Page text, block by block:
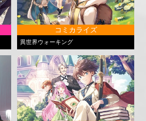
コミカライズ
異世界ウォーキング